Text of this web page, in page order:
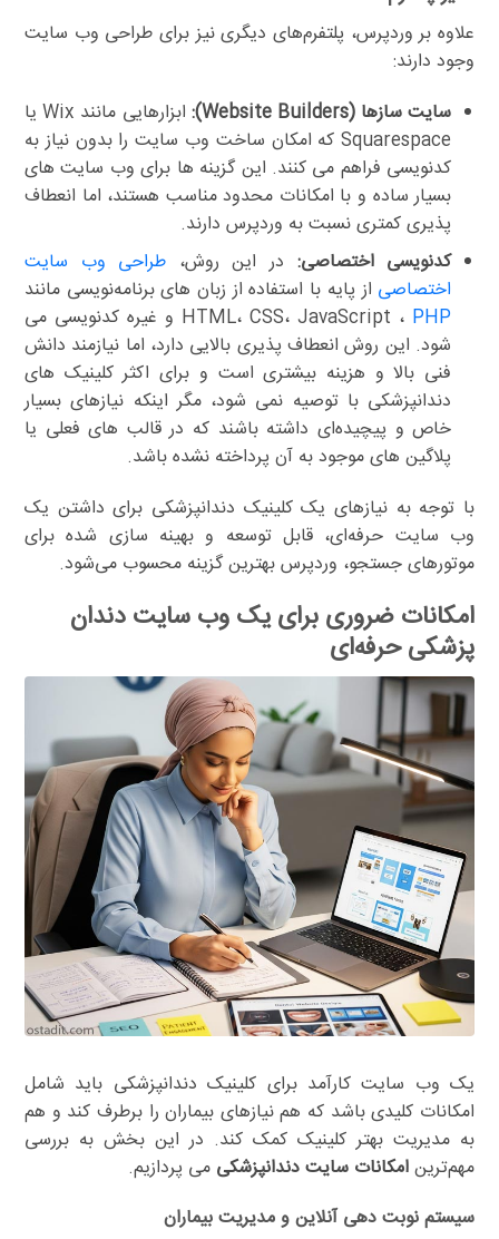
علاوه بر وردپرس، پلتفرم‌های دیگری نیز برای طراحی وب سایت
وجود دارند:
سایت سازها (Website Builders):
ابزارهایی مانند Wix یا
Squarespace که امکان ساخت وب سایت را بدون نیاز به
کدنویسی فراهم می کنند. این گزینه ها برای وب سایت های
بسیار ساده و با امکانات محدود مناسب هستند، اما انعطاف
پذیری کمتری نسبت به وردپرس دارند.
کدنویسی اختصاصی: در این روش، طراحی وب سایت
اختصاصی از پایه با استفاده از زبان های برنامه‌نویسی مانند
HTML، CSS، JavaScript ، PHP
و غیره کدنویسی می
شود. این روش انعطاف پذیری بالایی دارد، اما نیازمند دانش
فنی بالا و هزینه بیشتری است و برای اکثر کلینیک های
دندانپزشکی با توصیه نمی شود، مگر اینکه نیازهای بسیار
خاص و پیچیده‌ای داشته باشند که در قالب های فعلی یا
پلاگین های موجود به آن پرداخته نشده باشد.
با توجه به نیازهای یک کلینیک دندانپزشکی برای داشتن یک
وب سایت حرفه‌ای، قابل توسعه و بهینه سازی شده برای
موتورهای جستجو، وردپرس بهترین گزینه محسوب می‌شود.
امکانات ضروری برای یک وب سایت دندان
پزشکی حرفه‌ای
یک وب سایت کارآمد برای کلینیک دندانپزشکی باید شامل
امکانات کلیدی باشد که هم نیازهای بیماران را برطرف کند و هم
به مدیریت بهتر کلینیک کمک کند. در این بخش به بررسی
مهم‌ترینامکانات سایت دندانپزشکی می پردازیم.
سیستم نوبت دهی آنلاین و مدیریت بیماران